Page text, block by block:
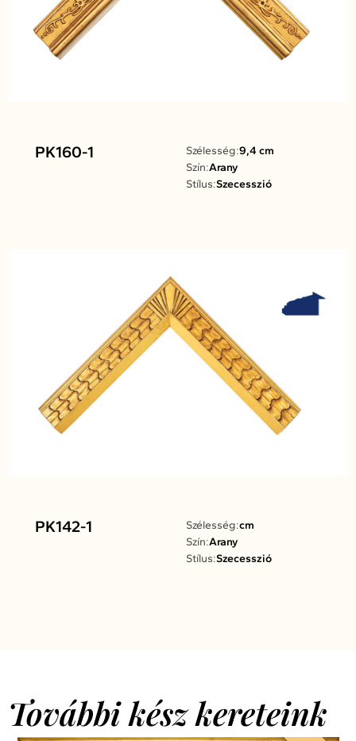
PK160-1 Szélesség:9,4 cm
Szín:Arany
Stílus:Szecesszió
PK142-1 Szélesség:cm
Szín:Arany
Stílus:Szecesszió
További kész kereteink